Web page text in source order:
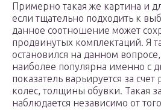
Примерно такая же картина и
если тщательно подходить к
данное соотношение может
продвинутых комплектаций. Я
остановился на данном
наиболее популярна именно с
показатель варьируется за
колес, толщины обувки. Такая
наблюдается независимо от